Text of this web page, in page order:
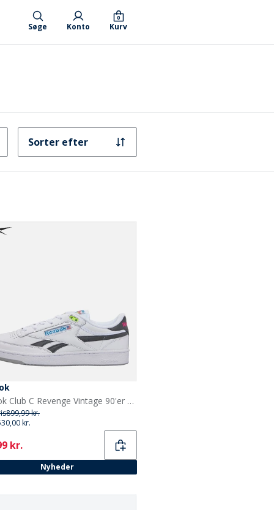
Søge Konto Kurv
0
Sorter efter
Reebok Club C Revenge Vintage 90'er Tennis Træningssko Hvid/Hvid/Sort
899,99 kr.
kr.
kr.
Nyheder